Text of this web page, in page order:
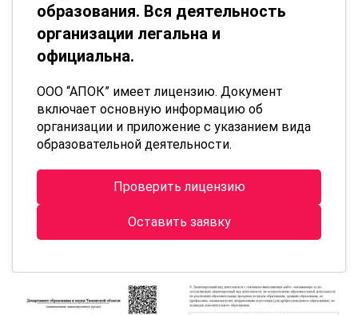
образования. Вся деятельность
организации легальна и
официальна.
ООО “АПОК” имеет лицензию. Документ
включает основную информацию об
организации и приложение с указанием вида
образовательной деятельности.
Проверить лицензию
Оставить заявку